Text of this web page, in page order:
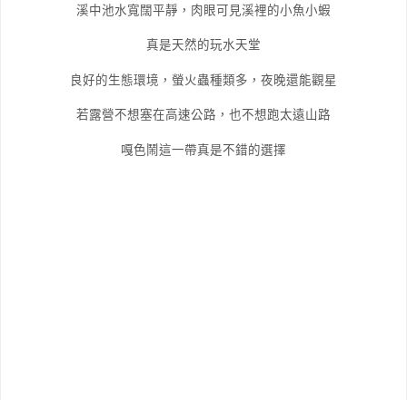
溪中池水寬闊平靜，肉眼可見溪裡的小魚小蝦
真是天然的玩水天堂
良好的生態環境，螢火蟲種類多，夜晚還能觀星
若露營不想塞在高速公路，也不想跑太遠山路
嘎色鬧這一帶真是不錯的選擇